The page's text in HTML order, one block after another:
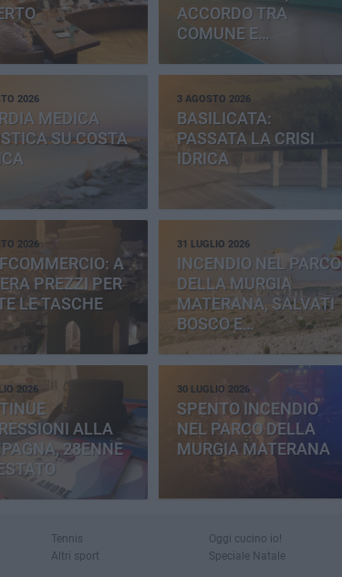
ACCORDO TRA
COMUNE E
PROVINCIA
2026
MEDICA
SU COSTA
3 AGOSTO 2026
BASILICATA:
PASSATA LA CRISI
IDRICA
2026
A
PREZZI PER
LE TASCHE
31 LUGLIO 2026
INCENDIO NEL PARCO
DELLA MURGIA
MATERANA, SALVATI
BOSCO E
CEMENTERIA
2026
ALLA
28ENNE
30 LUGLIO 2026
SPENTO INCENDIO
NEL PARCO DELLA
MURGIA MATERANA
Tennis
Altri sport
Oggi cucino io!
Speciale Natale